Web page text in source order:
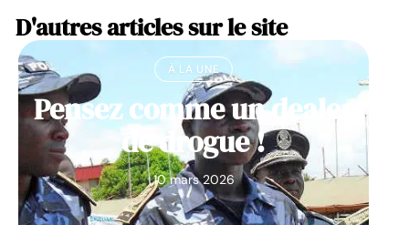
D'autres articles sur le site
À LA UNE
Pensez comme un dealer
de drogue !
10 mars 2026